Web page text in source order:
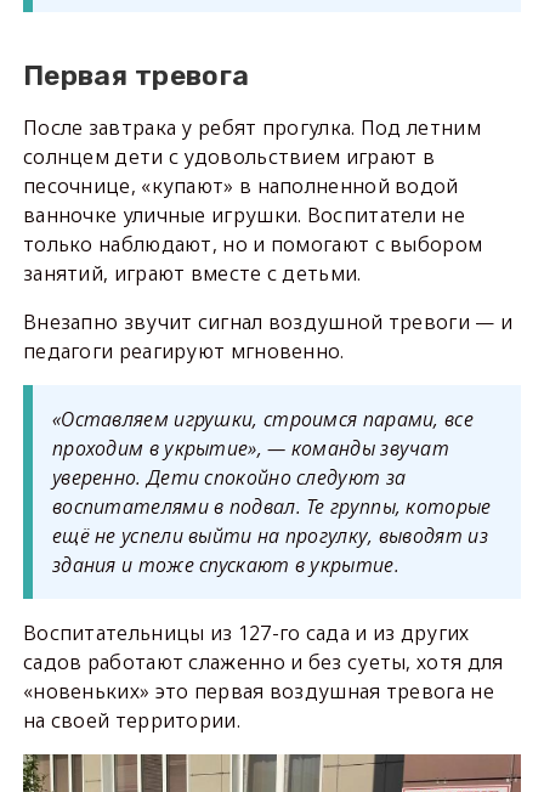
Первая тревога
После завтрака у ребят прогулка. Под летним
солнцем дети с удовольствием играют в
песочнице, «купают» в наполненной водой
ванночке уличные игрушки. Воспитатели не
только наблюдают, но и помогают с выбором
занятий, играют вместе с детьми.
Внезапно звучит сигнал воздушной тревоги — и
педагоги реагируют мгновенно.
«Оставляем игрушки, строимся парами, все
проходим в укрытие», — команды звучат
уверенно. Дети спокойно следуют за
воспитателями в подвал. Те группы, которые
ещё не успели выйти на прогулку, выводят из
здания и тоже спускают в укрытие.
Воспитательницы из 127-го сада и из других
садов работают слаженно и без суеты, хотя для
«новеньких» это первая воздушная тревога не
на своей территории.